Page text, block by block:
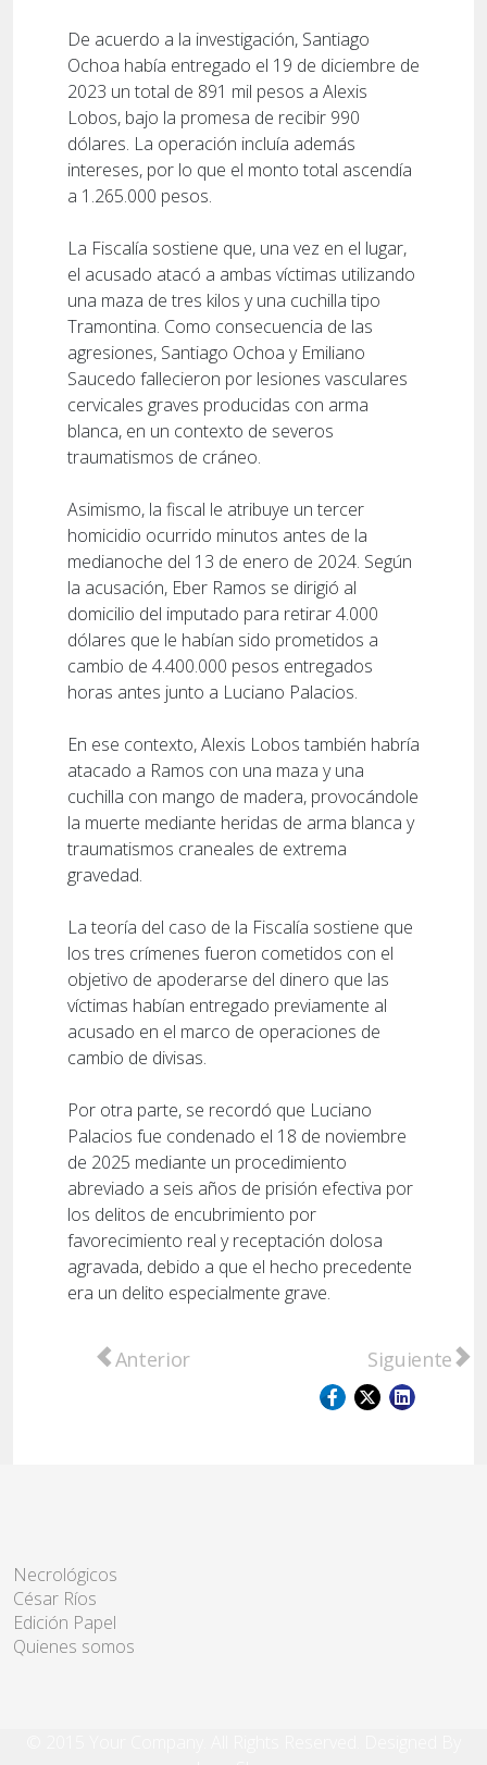
De acuerdo a la investigación, Santiago
Ochoa había entregado el 19 de diciembre de
2023 un total de 891 mil pesos a Alexis
Lobos, bajo la promesa de recibir 990
dólares. La operación incluía además
intereses, por lo que el monto total ascendía
a 1.265.000 pesos.
La Fiscalía sostiene que, una vez en el lugar,
el acusado atacó a ambas víctimas utilizando
una maza de tres kilos y una cuchilla tipo
Tramontina. Como consecuencia de las
agresiones, Santiago Ochoa y Emiliano
Saucedo fallecieron por lesiones vasculares
cervicales graves producidas con arma
blanca, en un contexto de severos
traumatismos de cráneo.
Asimismo, la fiscal le atribuye un tercer
homicidio ocurrido minutos antes de la
medianoche del 13 de enero de 2024. Según
la acusación, Eber Ramos se dirigió al
domicilio del imputado para retirar 4.000
dólares que le habían sido prometidos a
cambio de 4.400.000 pesos entregados
horas antes junto a Luciano Palacios.
En ese contexto, Alexis Lobos también habría
atacado a Ramos con una maza y una
cuchilla con mango de madera, provocándole
la muerte mediante heridas de arma blanca y
traumatismos craneales de extrema
gravedad.
La teoría del caso de la Fiscalía sostiene que
los tres crímenes fueron cometidos con el
objetivo de apoderarse del dinero que las
víctimas habían entregado previamente al
acusado en el marco de operaciones de
cambio de divisas.
Por otra parte, se recordó que Luciano
Palacios fue condenado el 18 de noviembre
de 2025 mediante un procedimiento
abreviado a seis años de prisión efectiva por
los delitos de encubrimiento por
favorecimiento real y receptación dolosa
agravada, debido a que el hecho precedente
era un delito especialmente grave.
Artículo anterior: Nutrida reunión en San
Anterior Artículo
Siguiente
Necrológicos
César Ríos
Edición Papel
Quienes somos